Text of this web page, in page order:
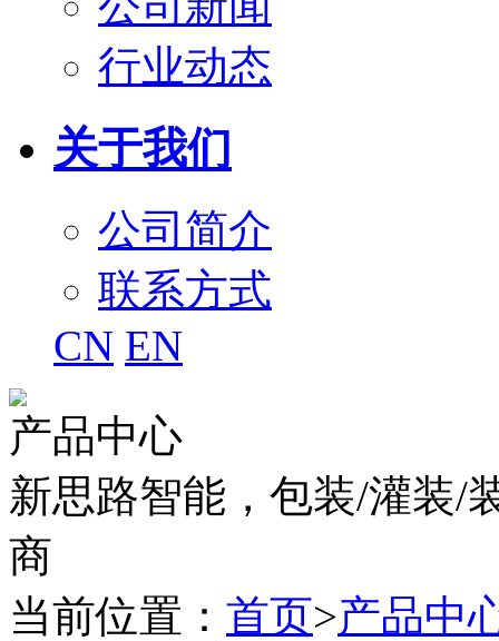
行业动态
关于我们
公司简介
联系方式
CN EN
产品中心
新思路智能，包装/灌装/
商
当前位置： 首页>产品中